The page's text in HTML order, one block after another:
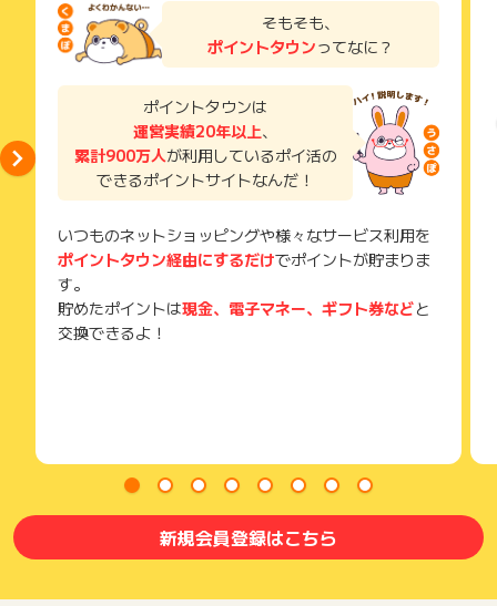
読みください。
お申し込みやお買い物後、利用したサイトから送られる購入完
獲得待ち・獲得失敗の状態でお問い合わせされる際に、該当の
メールを送っていただく場合がございます。
そのため、紛失・破棄された場合は対応いたしかねますので、
ご注意ください。
広告に遷移しない場合は掲載が終了となっておりポイントが獲
得できませんので、ご注意くださいませ。
※キャンセル・不備・いたずら・商品受取拒否及び不着、返品の
場合はポイント獲得対象外です。
そもそも、
ポイントタウンってなに？
ポイントタウンは
運営実績20年以上、
累計900万人が利用しているポイ活の
できるポイントサイトなんだ！
いつものネットショッピングや様々なサービス利用を
ポイントタウン経由にするだけでポイントが貯まりま
す。
貯めたポイントは現金、電子マネー、ギフト券などと
交換できるよ！
新規会員登録はこちら